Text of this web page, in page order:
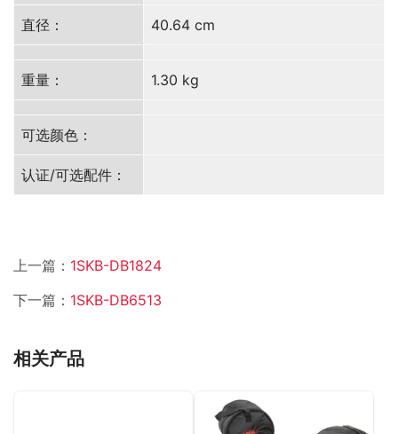
直径： 40.64 cm
重量： 1.30 kg
可选颜色：
认证/可选配件：
上一篇： 1SKB-DB1824
下一篇： 1SKB-DB6513
相关产品